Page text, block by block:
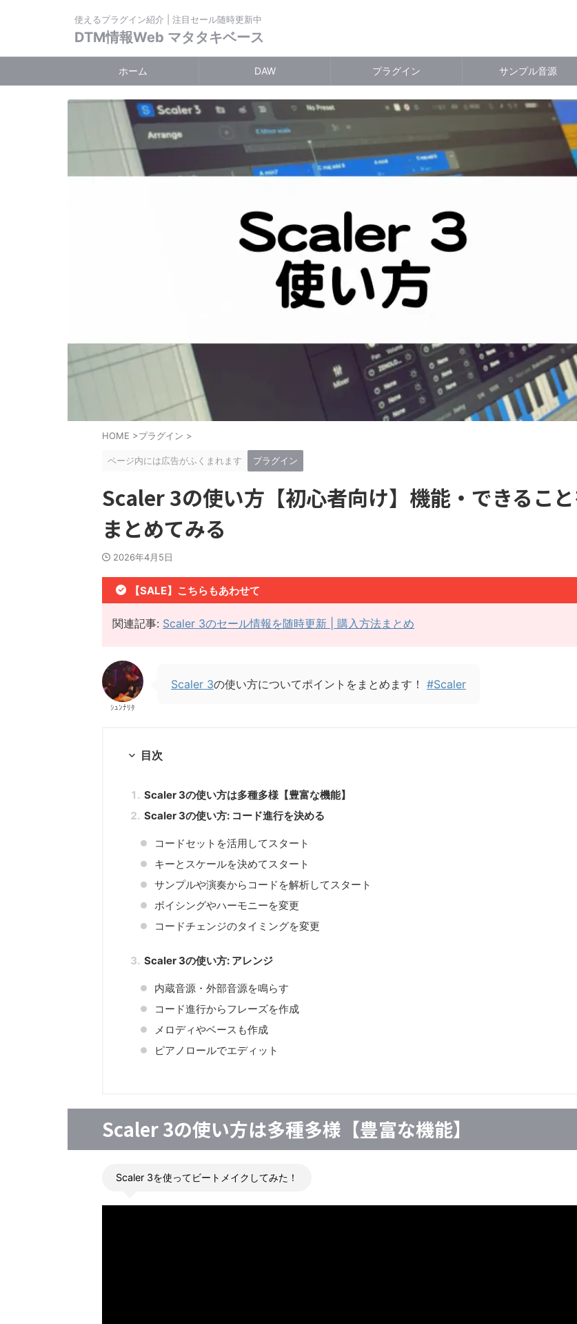
使えるプラグイン紹介 | 注目セール随時更新中
DTM情報Web マタタキベース
ホーム DAW プラグイン サンプル音源
HOME >プラグイン >
ページ内には広告がふくまれます プラグイン
Scaler 3の使い方【初心者向け】機能・できるこ
まとめてみる
2026年4月5日
【SALE】こちらもあわせて
関連記事: Scaler 3のセール情報を随時更新 | 購入方法まとめ
ｼｭﾝﾅﾘﾀ
Scaler 3の使い方についてポイントをまとめます！ #Scaler
目次
Scaler 3の使い方は多種多様【豊富な機能】
Scaler 3の使い方: コード進行を決める
コードセットを活用してスタート
キーとスケールを決めてスタート
サンプルや演奏からコードを解析してスタート
ボイシングやハーモニーを変更
コードチェンジのタイミングを変更
Scaler 3の使い方: アレンジ
内蔵音源・外部音源を鳴らす
コード進行からフレーズを作成
メロディやベースも作成
ピアノロールでエディット
Scaler 3の使い方は多種多様【豊富な機能】
Scaler 3を使ってビートメイクしてみた！